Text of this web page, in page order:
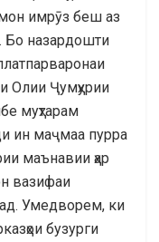
имрӯз беш аз
Бо назардошти
Олии Ҷумҳурии
муҳтарам
ин маҷмаа пурра
маънавии ҳар
вазифаи
Умедворем, ки
бузурги